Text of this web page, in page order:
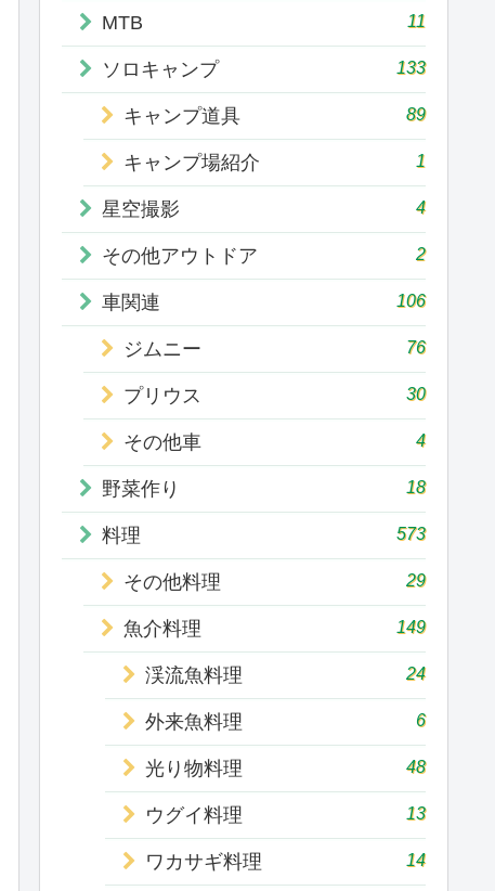
MTB 11
ソロキャンプ 133
キャンプ道具 89
キャンプ場紹介 1
星空撮影 4
その他アウトドア 2
車関連 106
ジムニー 76
プリウス 30
その他車 4
野菜作り 18
料理 573
その他料理 29
魚介料理 149
渓流魚料理 24
外来魚料理 6
光り物料理 48
ウグイ料理 13
ワカサギ料理 14